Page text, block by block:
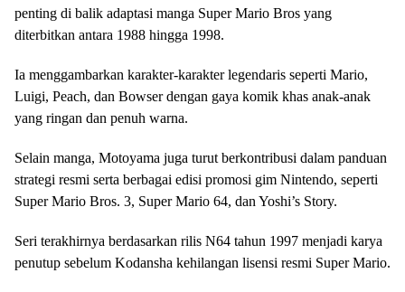
penting di balik adaptasi manga Super Mario Bros yang
diterbitkan antara 1988 hingga 1998.
Ia menggambarkan karakter-karakter legendaris seperti Mario,
Luigi, Peach, dan Bowser dengan gaya komik khas anak-anak
yang ringan dan penuh warna.
Selain manga, Motoyama juga turut berkontribusi dalam panduan
strategi resmi serta berbagai edisi promosi gim Nintendo, seperti
Super Mario Bros. 3, Super Mario 64, dan Yoshi’s Story.
Seri terakhirnya berdasarkan rilis N64 tahun 1997 menjadi karya
penutup sebelum Kodansha kehilangan lisensi resmi Super Mario.